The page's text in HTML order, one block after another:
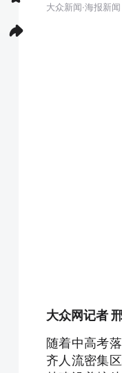
大众新闻·海报新闻
大众网记者
随着中高考
齐 人流密集